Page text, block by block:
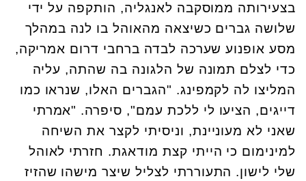
בצעירותה ממוסקבה לאנגליה, הותקפה על ידי
שלושה גברים כשיצאה מהאוהל בו לנה במהלך
מסע אופנוע שערכה לבדה ברחבי דרום אמריקה,
כדי לצלם תמונה של הלגונה בה שהתה, עליה
המליצו לה לקמפינג. "הגברים האלו, שנראו כמו
דייגים, הציעו לי ללכת עמם", סיפרה. "אמרתי
שאני לא מעוניינת, וניסיתי לקצר את השיחה
למינימום כי הייתי קצת מודאגת. חזרתי לאוהל
שלי לישון. התעוררתי לצליל שיצר מישהו שהזיז